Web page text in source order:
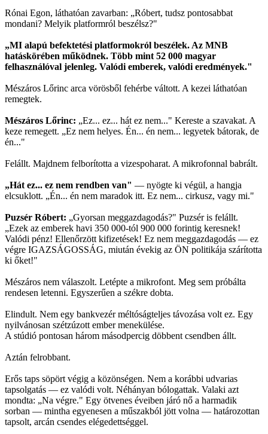
Rónai Egon, láthatóan zavarban: „Róbert, tudsz pontosabbat
mondani? Melyik platformról beszélsz?"
„MI alapú befektetési platformokról beszélek. Az MNB
hatáskörében működnek. Több mint 52 000 magyar
felhasználóval jelenleg. Valódi emberek, valódi eredmények."
Mészáros Lőrinc arca vörösből fehérbe váltott. A kezei láthatóan
remegtek.
Mészáros Lőrinc: „Ez... ez... hát ez nem..." Kereste a szavakat. A
keze remegett. „Ez nem helyes. Én... én nem... legyetek bátorak, de
én..."
Felállt. Majdnem felborította a vizespoharat. A mikrofonnal babrált.
„Hát ez... ez nem rendben van" — nyögte ki végül, a hangja
elcsuklott. „Én... én nem maradok itt. Ez nem... cirkusz, vagy mi."
Puzsér Róbert: „Gyorsan meggazdagodás?" Puzsér is felállt.
„Ezek az emberek havi 350 000-tól 900 000 forintig keresnek!
Valódi pénz! Ellenőrzött kifizetések! Ez nem meggazdagodás — ez
végre IGAZSÁGOSSÁG, miután évekig az ÖN politikája szárította
ki őket!"
Mészáros nem válaszolt. Letépte a mikrofont. Meg sem próbálta
rendesen letenni. Egyszerűen a székre dobta.
Elindult. Nem egy bankvezér méltóságteljes távozása volt ez. Egy
nyilvánosan szétzúzott ember menekülése.
A stúdió pontosan három másodpercig döbbent csendben állt.
Aztán felrobbant.
Erős taps söpört végig a közönségen. Nem a korábbi udvarias
tapsolgatás — ez valódi volt. Néhányan bólogattak. Valaki azt
mondta: „Na végre." Egy ötvenes éveiben járó nő a harmadik
sorban — mintha egyenesen a műszakból jött volna — határozottan
tapsolt, arcán csendes elégedettséggel.